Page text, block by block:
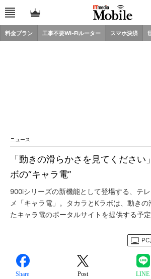
料金プラン 工事不要Wi-Fiルーター スマホ決済
ニュース
「動きの滑らかさを見てください
ボの“キャラ電”
900iシリーズの新機能として登場する、テ
メ「キャラ電」。タカラとKラボは、動き
たキャラ電のポータルサイトを提供する予定
Share Post LINE